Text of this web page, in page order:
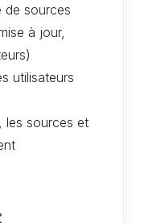
de sources
à jour,
utilisateurs
les sources et